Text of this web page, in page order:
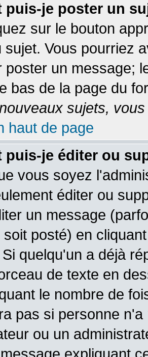
puis-je poster un
sur le bouton
sujet. Vous pourriez
poster un message;
bas de la page du
sujets,
haut de page
puis-je éditer ou
vous soyez
éditer ou
un message
soit posté) en
quelqu'un a déjà
de texte en
le nombre de
pas si personne
ou un